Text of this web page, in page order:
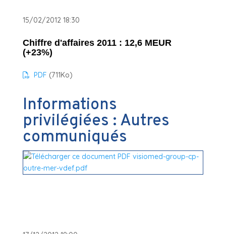
15/02/2012 18:30
Chiffre d'affaires 2011 : 12,6 MEUR
(+23%)
PDF (711Ko)
Informations
privilégiées : Autres
communiqués